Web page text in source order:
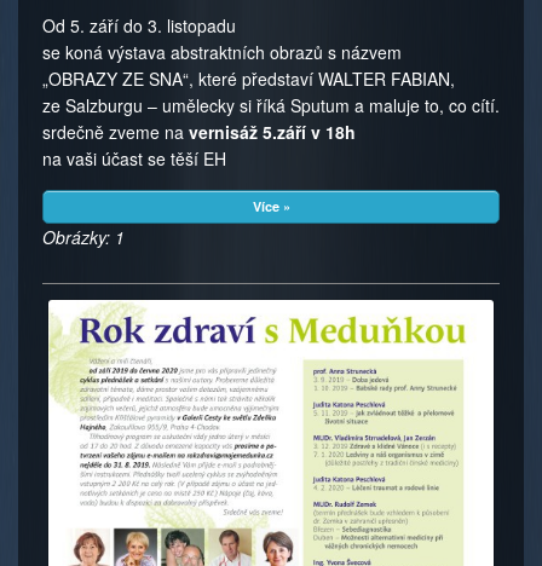
Od 5. září do 3. listopadu
se koná výstava abstraktních obrazů s názvem
„OBRAZY ZE SNA“, které představí WALTER FABIAN,
ze Salzburgu – umělecky si říká Sputum a maluje to, co cítí.
srdečně zveme na vernisáž 5.září v 18h
na vaši účast se těší EH
Více »
Obrázky: 1